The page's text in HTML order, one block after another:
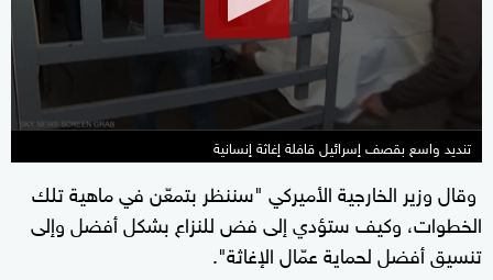
seconds
تنديد واسع بقصف إسرائيل قافلة إغاثة إنسانية
وقال وزير الخارجية الأميركي "سننظر بتمعّن في ماهية تلك
الخطوات، وكيف ستؤدي إلى فض للنزاع بشكل أفضل وإلى
تنسيق أفضل لحماية عمّال الإغاثة".